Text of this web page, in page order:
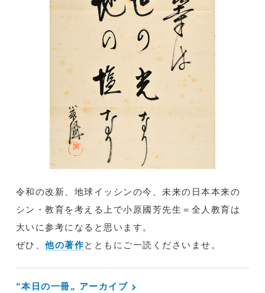
令和の改新、地球イッシンの今、未来の日本本来の
シン・教育を考える上で小原國芳先生＝全人教育は
大いに参考になると思います。
ぜひ、他の著作とともにご一読くださいませ。
“本日の一冊„ アーカイブ